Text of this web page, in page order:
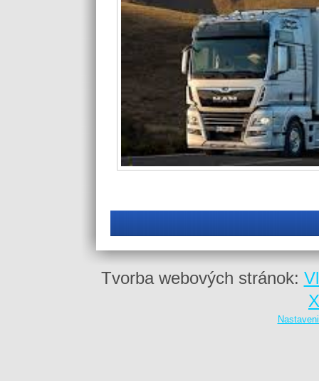
Tvorba webových stránok: